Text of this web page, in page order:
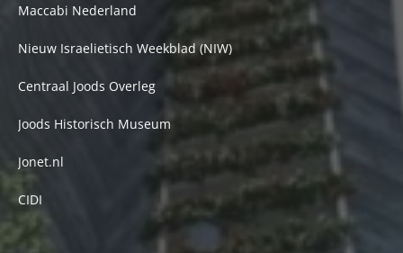
Maccabi Nederland
Nieuw Israelietisch Weekblad (NIW)
Centraal Joods Overleg
Joods Historisch Museum
Jonet.nl
CIDI